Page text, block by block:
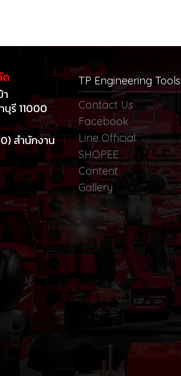
ด
รี 11000
สำนักงาน
TP Engineering Tools
Contact Us
Facebook
Line Official
SHOPEE
Content
Gallery